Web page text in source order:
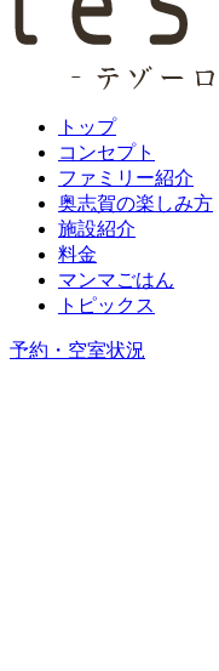
トップ
コンセプト
ファミリー紹介
奥志賀の楽しみ方
施設紹介
料金
マンマごはん
トピックス
予約・空室状況